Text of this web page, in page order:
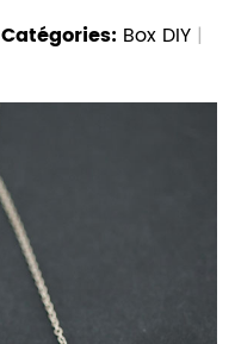
Catégories: Box DIY